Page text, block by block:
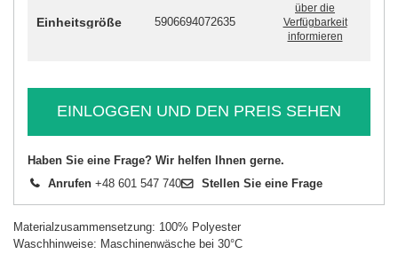
Einheitsgröße 5906694072635
über die
Verfügbarkeit
informieren
EINLOGGEN UND DEN PREIS SEHEN
Haben Sie eine Frage? Wir helfen Ihnen gerne.
Anrufen +48 601 547 740 Stellen Sie eine Frage
Materialzusammensetzung: 100% Polyester
Waschhinweise: Maschinenwäsche bei 30°C